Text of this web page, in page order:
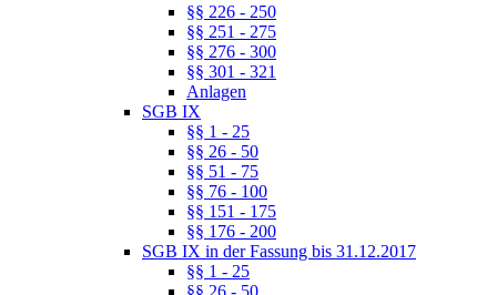
§§ 226 - 250
§§ 251 - 275
§§ 276 - 300
§§ 301 - 321
Anlagen
SGB IX
§§ 1 - 25
§§ 26 - 50
§§ 51 - 75
§§ 76 - 100
§§ 151 - 175
§§ 176 - 200
SGB IX in der Fassung bis 31.12.2017
§§ 1 - 25
§§ 26 - 50